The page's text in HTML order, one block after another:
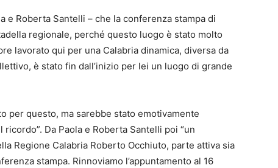
e Roberta Santelli – che la conferenza stampa di
regionale, perché questo luogo è stato molto
lavorato qui per una Calabria dinamica, diversa da
è stato fin dall’inizio per lei un luogo di grande
per questo, ma sarebbe stato emotivamente
Da Paola e Roberta Santelli poi “un
Regione Calabria Roberto Occhiuto, parte attiva sia
stampa. Rinnoviamo l’appuntamento al 16